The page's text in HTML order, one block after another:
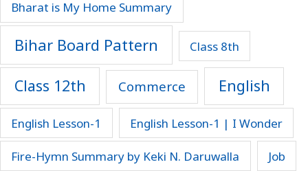
Bharat is My Home Summary
Bihar Board Pattern Class 8th
Class 12th Commerce English
English Lesson-1 English Lesson-1 | I Wonder
Fire-Hymn Summary by Keki N. Daruwalla Job